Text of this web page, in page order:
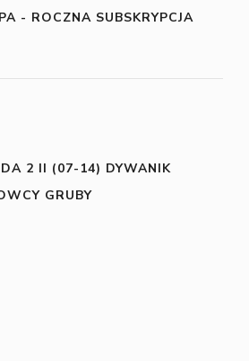
- ROCZNA SUBSKRYPCJA
2 II (07-14) DYWANIK
GRUBY